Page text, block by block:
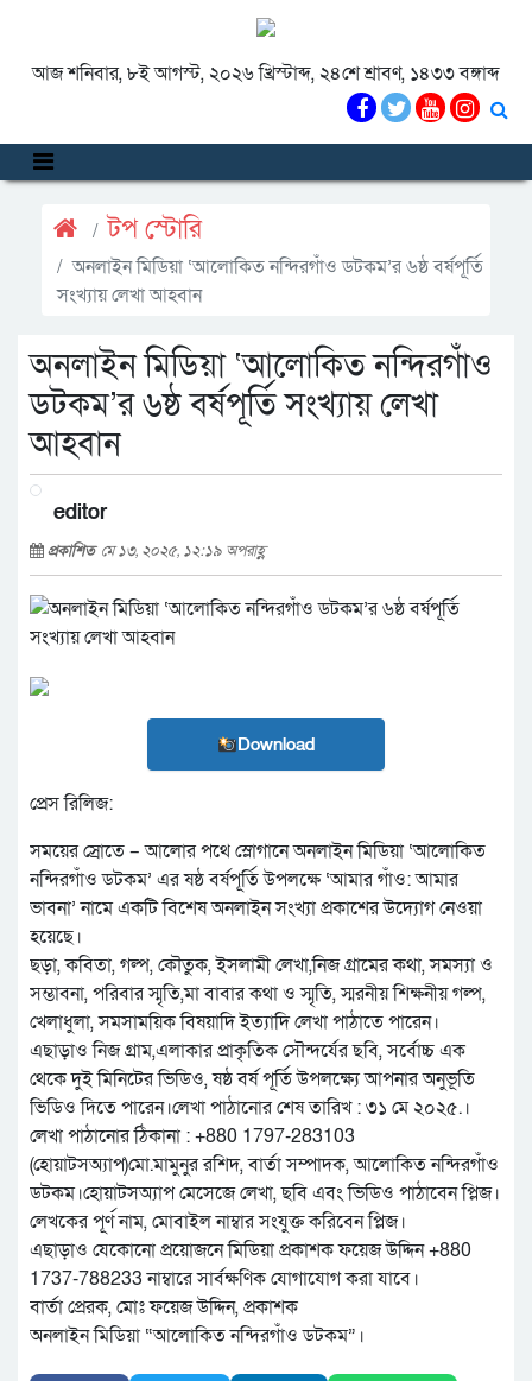
আজ শনিবার, ৮ই আগস্ট, ২০২৬ খ্রিস্টাব্দ, ২৪শে শ্রাবণ, ১৪৩৩ বঙ্গাব্দ
টপ স্টোরি
অনলাইন মিডিয়া ‘আলোকিত নন্দিরগাঁও ডটকম’র ৬ষ্ঠ বর্ষপূর্তি
সংখ্যায় লেখা আহবান
অনলাইন মিডিয়া ‘আলোকিত নন্দিরগাঁও
ডটকম’র ৬ষ্ঠ বর্ষপূর্তি সংখ্যায় লেখা
আহবান
editor
প্রকাশিত মে ১৩, ২০২৫, ১২:১৯ অপরাহ্ণ
Download
প্রেস রিলিজ:
সময়ের স্রোতে – আলোর পথে স্লোগানে অনলাইন মিডিয়া ‘আলোকিত
নন্দিরগাঁও ডটকম’ এর ষষ্ঠ বর্ষপূর্তি উপলক্ষে ‘আমার গাঁও: আমার
ভাবনা’ নামে একটি বিশেষ অনলাইন সংখ্যা প্রকাশের উদ্যোগ নেওয়া
হয়েছে।
ছড়া, কবিতা, গল্প, কৌতুক, ইসলামী লেখা,নিজ গ্রামের কথা, সমস্যা ও
সম্ভাবনা, পরিবার স্মৃতি,মা বাবার কথা ও স্মৃতি, স্মরনীয় শিক্ষনীয় গল্প,
খেলাধুলা, সমসাময়িক বিষয়াদি ইত্যাদি লেখা পাঠাতে পারেন।
এছাড়াও নিজ গ্রাম,এলাকার প্রাকৃতিক সৌন্দর্যের ছবি, সর্বোচ্চ এক
থেকে দুই মিনিটের ভিডিও, ষষ্ঠ বর্ষ পূর্তি উপলক্ষ্যে আপনার অনুভূতি
ভিডিও দিতে পারেন।লেখা পাঠানোর শেষ তারিখ : ৩১ মে ২০২৫.।
লেখা পাঠানোর ঠিকানা : +880 1797-283103
(হোয়াটসঅ্যাপ)মো.মামুনুর রশিদ, বার্তা সম্পাদক, আলোকিত নন্দিরগাঁও
ডটকম।হোয়াটসঅ্যাপ মেসেজে লেখা, ছবি এবং ভিডিও পাঠাবেন প্লিজ।
লেখকের পূর্ণ নাম, মোবাইল নাম্বার সংযুক্ত করিবেন প্লিজ।
এছাড়াও যেকোনো প্রয়োজনে মিডিয়া প্রকাশক ফয়েজ উদ্দিন +880
1737-788233 নাম্বারে সার্বক্ষণিক যোগাযোগ করা যাবে।
বার্তা প্রেরক, মোঃ ফয়েজ উদ্দিন, প্রকাশক
অনলাইন মিডিয়া “আলোকিত নন্দিরগাঁও ডটকম”।